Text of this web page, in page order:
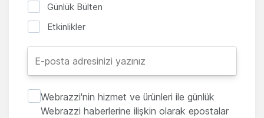
Günlük Bülten
Etkinlikler
Webrazzi'nin hizmet ve ürünleri ile günlük
Webrazzi haberlerine ilişkin olarak epostalar